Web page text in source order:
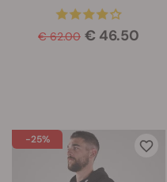
€ 62.00 € 46.50
-25%